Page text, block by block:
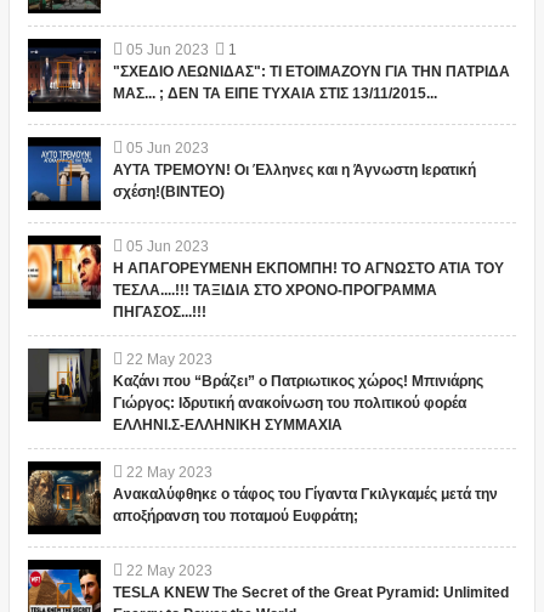
05 Jun 2023
1
"ΣΧΕΔΙΟ ΛΕΩΝΙΔΑΣ": ΤΙ ΕΤΟΙΜΑΖΟΥΝ ΓΙΑ ΤΗΝ ΠΑΤΡΙΔΑ
ΜΑΣ... ; ΔΕΝ ΤΑ ΕΙΠΕ ΤΥΧΑΙΑ ΣΤΙΣ 13/11/2015...
05 Jun 2023
ΑΥΤΑ ΤΡΕΜΟΥΝ! Οι Έλληνες και η Άγνωστη Ιερατική
σχέση!(ΒΙΝΤΕΟ)
05 Jun 2023
Η ΑΠΑΓΟΡΕΥΜΕΝΗ ΕΚΠΟΜΠΗ! ΤΟ ΑΓΝΩΣΤΟ ΑΤΙΑ ΤΟΥ
ΤΕΣΛΑ....!!! ΤΑΞΙΔΙΑ ΣΤΟ ΧΡΟΝΟ-ΠΡΟΓΡΑΜΜΑ
ΠΗΓΑΣΟΣ...!!!
22 May 2023
Καζάνι που “Βράζει” ο Πατριωτικος χώρος! Μπινιάρης
Γιώργος: Ιδρυτική ανακοίνωση του πολιτικού φορέα
ΕΛΛΗΝΙ.Σ-ΕΛΛΗΝΙΚΗ ΣΥΜΜΑΧΙΑ
22 May 2023
Ανακαλύφθηκε ο τάφος του Γίγαντα Γκιλγκαμές μετά την
αποξήρανση του ποταμού Ευφράτη;
22 May 2023
TESLA KNEW The Secret of the Great Pyramid: Unlimited